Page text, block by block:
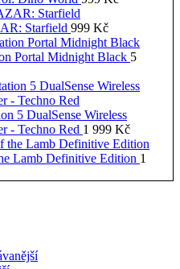
Starfield 999 Kč
Portal Midnight Black 5
5 DualSense Wireless
- Techno Red 1 999 Kč
Lamb Definitive Edition 1